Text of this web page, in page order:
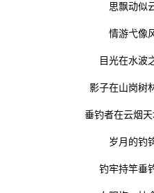
思飘动似
情游弋像
目光在水波
影子在山岗树
垂钓者在云烟
岁月的钓
钓牢持竿垂